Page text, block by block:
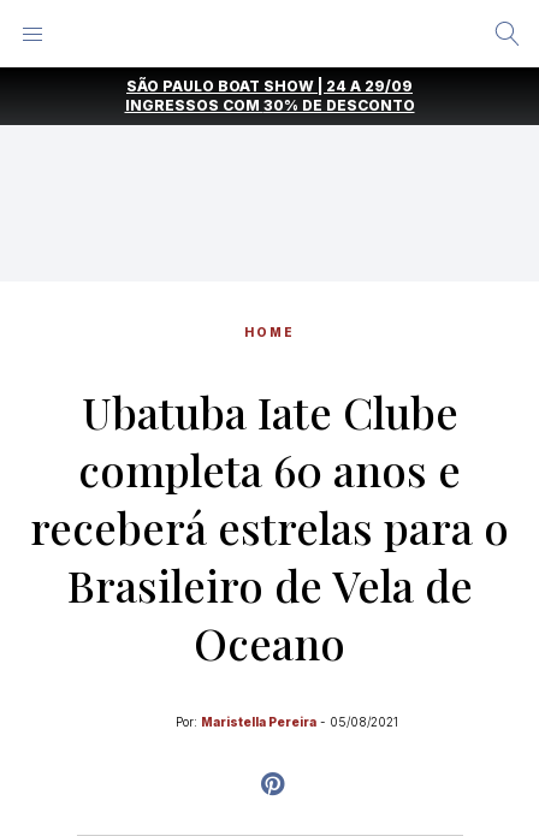
SÃO PAULO BOAT SHOW | 24 A 29/09
INGRESSOS COM 30% DE DESCONTO
HOME
Ubatuba Iate Clube
completa 60 anos e
receberá estrelas para o
Brasileiro de Vela de
Oceano
Por: Maristella Pereira - 05/08/2021